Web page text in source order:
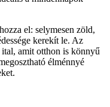
el: selymesen zöld,
kerekít le. Az
ital, amit otthon is könnyű
élménnyé